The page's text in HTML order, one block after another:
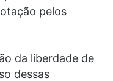
pelos
da liberdade de
dessas